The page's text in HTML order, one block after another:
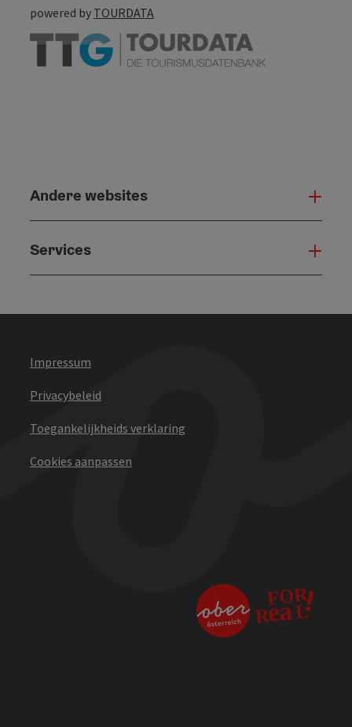
powered by TOURDATA
Andere websites
Services
Impressum
Privacybeleid
Toegankelijkheids verklaring
Cookies aanpassen